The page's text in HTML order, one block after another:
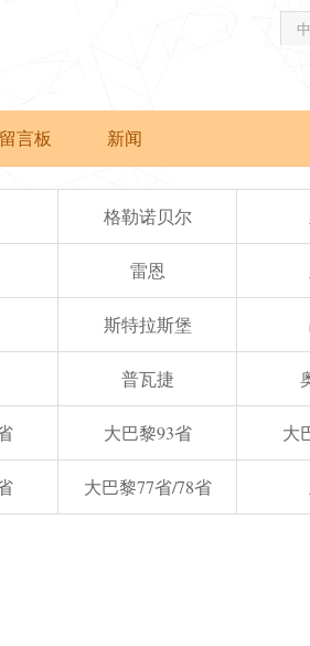
留言板 新闻
格勒诺贝尔
雷恩
斯特拉斯堡
普瓦捷
大巴黎93省 大
大巴黎77省/78省